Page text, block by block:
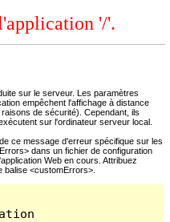
'/'.
sur le serveur. Les paramètres
empêchent l'affichage à distance
de sécurité). Cependant, ils
sur l'ordinateur serveur local.
ce message d'erreur spécifique sur les
dans un fichier de configuration
Web en cours. Attribuez
balise <customErrors>.